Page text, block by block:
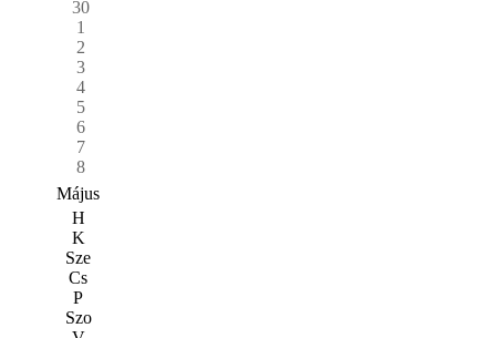
30
1
2
3
4
5
6
7
8
Május
H
K
Sze
Cs
P
Szo